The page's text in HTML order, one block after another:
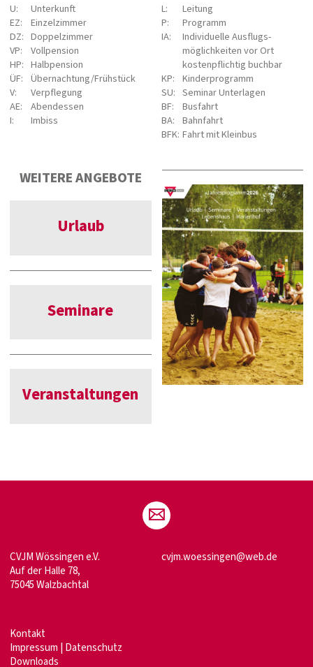
U:
Unterkunft
EZ:
Einzelzimmer
DZ: Doppelzimmer
VP:
Vollpension
HP: Halbpension
ÜF: Übernachtung/Frühstück
V:
Verpflegung
AE:
Abendessen
I:
Imbiss
L:
Leitung
P:
Programm
IA:
Individuelle Ausflugs­
möglichkeiten vor Ort
kostenpflichtig buchbar
KP: Kinderprogramm
SU: Seminar Unterlagen
BF:
Busfahrt
BA: Bahnfahrt
BFK: Fahrt mit Kleinbus
WEITERE ANGEBOTE
Urlaub
Seminare
Veranstaltungen
CVJM Wössingen e.V.
Auf der Halle 78,
75045 Walzbachtal
cvjm.woessingen@web.de
Kontakt
Impressum | Datenschutz
Downloads